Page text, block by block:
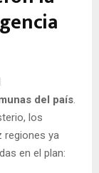
del país.
los
regiones ya
en el plan: